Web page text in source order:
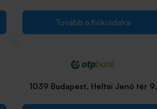
Tovább a fiókoldalra
1039 Budapest, Heltai Jenő tér 9.